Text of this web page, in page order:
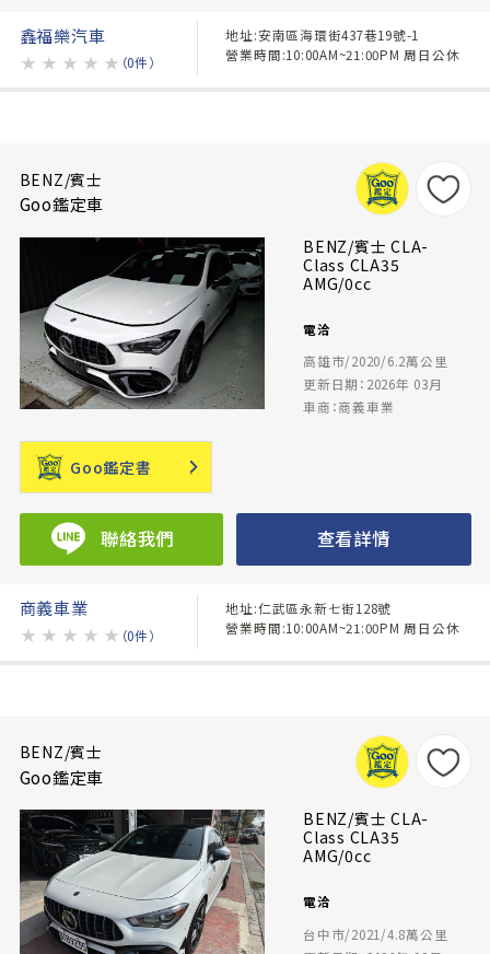
鑫福樂汽車
★ ★ ★ ★ ★ （0件）
地址:安南區海環街437巷19號-1
營業時間:10:00AM~21:00PM 周日公休
BENZ/賓士
Goo鑑定車
BENZ/賓士 CLA-
Class CLA35
AMG/0cc
電洽
高雄市/2020/6.2萬公里
更新日期：2026年 03月
車商：商義車業
Goo鑑定書
聯絡我們 查看詳情
商義車業
★ ★ ★ ★ ★ （0件）
地址:仁武區永新七街128號
營業時間:10:00AM~21:00PM 周日公休
BENZ/賓士
Goo鑑定車
BENZ/賓士 CLA-
Class CLA35
AMG/0cc
電洽
台中市/2021/4.8萬公里